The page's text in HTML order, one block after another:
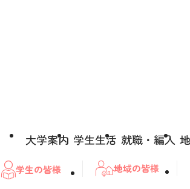
大学案内 学生生活 就職・編入
学生の皆様 地域の皆様